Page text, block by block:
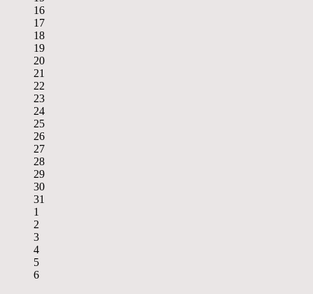
16
17
18
19
20
21
22
23
24
25
26
27
28
29
30
31
1
2
3
4
5
6